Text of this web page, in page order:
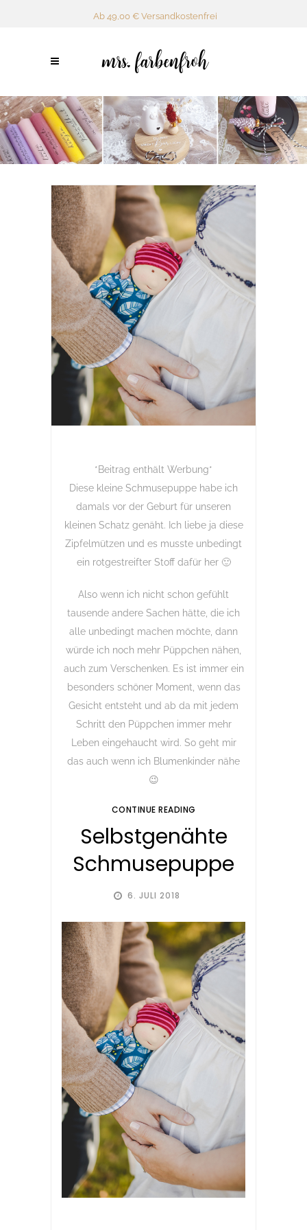
Ab 49,00 € Versandkostenfrei
6. JULI 2018
Selbstgenähte
Schmusepuppe
*Beitrag enthält Werbung*
Diese kleine Schmusepuppe habe ich
damals vor der Geburt für unseren
kleinen Schatz genäht. Ich liebe ja diese
Zipfelmützen und es musste unbedingt
ein rotgestreifter Stoff dafür her 🙂
Also wenn ich nicht schon gefühlt
tausende andere Sachen hätte, die ich
alle unbedingt machen möchte, dann
würde ich noch mehr Püppchen nähen,
auch zum Verschenken. Es ist immer ein
besonders schöner Moment, wenn das
Gesicht entsteht und ab da mit jedem
Schritt den Püppchen immer mehr
Leben eingehaucht wird. So geht mir
das auch wenn ich Blumenkinder nähe
😉
CONTINUE READING